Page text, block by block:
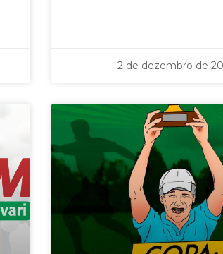
2 de dezembro de